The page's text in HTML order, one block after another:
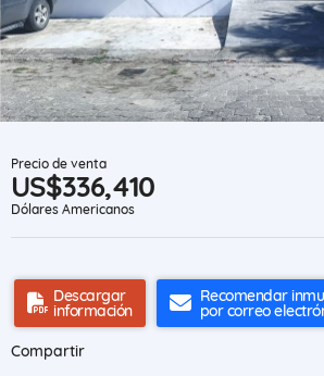
Precio de venta
US$336,410
Dólares Americanos
Descargar
información
Recomendar
por correo
Compartir